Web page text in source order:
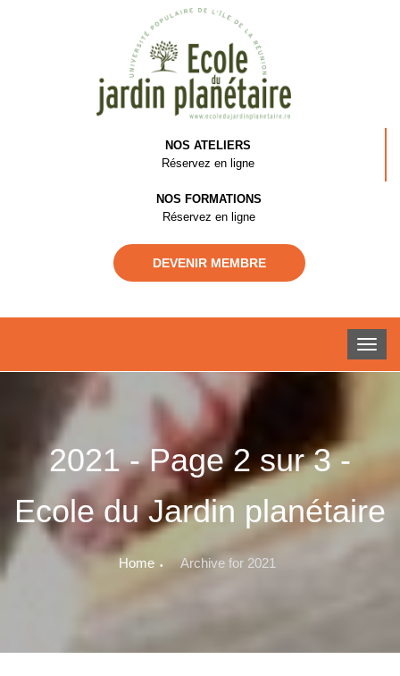
NOS ATELIERS
Réservez en ligne
NOS FORMATIONS
Réservez en ligne
DEVENIR MEMBRE
2021 - Page 2 sur 3 -
Ecole du Jardin planétaire
Home Archive for 2021